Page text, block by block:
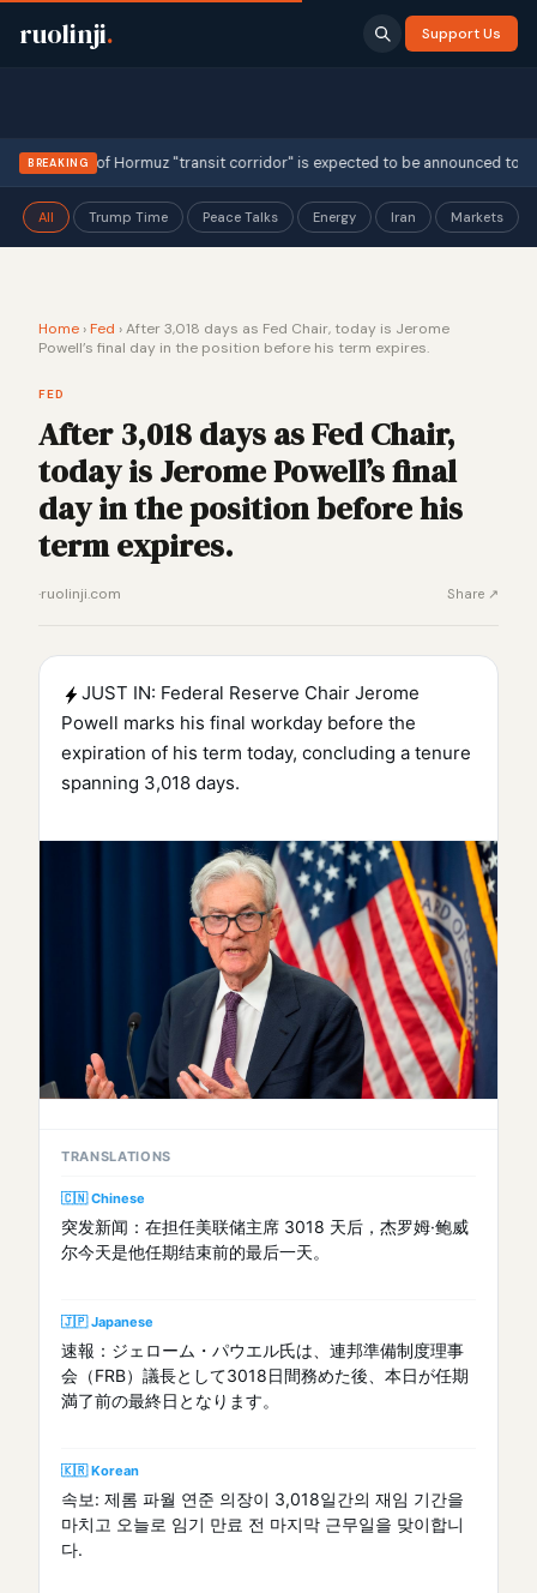
ruolinji. Support Us
BREAKING
the Strait of Hormuz "transit corridor" is expected to be announced tod…
All Trump Time Peace Talks Energy Iran Markets
Home ›Fed ›After 3,018 days as Fed Chair, today is Jerome
Powell’s final day in the position before his term expires.
FED
After 3,018 days as Fed Chair,
today is Jerome Powell’s final
day in the position before his
term expires.
·ruolinji.com Share ↗
JUST IN: Federal Reserve Chair Jerome
Powell marks his final workday before the
expiration of his term today, concluding a tenure
spanning 3,018 days.
TRANSLATIONS
🇨🇳 Chinese
突发新闻：在担任美联储主席 3018 天后，杰罗姆·鲍威
尔今天是他任期结束前的最后一天。
🇯🇵 Japanese
速報：ジェローム・パウエル氏は、連邦準備制度理事
会（FRB）議長として3018日間務めた後、本日が任期
満了前の最終日となります。
🇰🇷 Korean
속보: 제롬 파월 연준 의장이 3,018일간의 재임 기간을
마치고 오늘로 임기 만료 전 마지막 근무일을 맞이합니
다.